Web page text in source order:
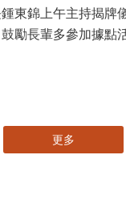
東錦上午主持揭牌
勵長輩多參加據點
更多